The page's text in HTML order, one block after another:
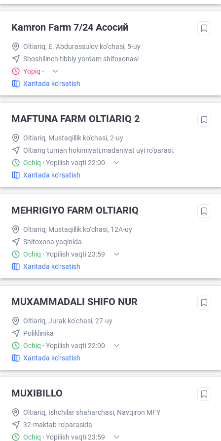
Kamron Farm 7/24 Асосий
Oltiariq, E. Abdurassulov ko‘chasi, 5-uy
Shoshilinch tibbiy yordam shifoxonasi
Yopiq ·
Xaritada ko'rsatish
MAFTUNA FARM OLTIARIQ 2
Oltiariq, Mustaqillik ko'chasi, 2-uy
Oltiariq tuman hokimiyati,madaniyat uyi ro'parasi.
Ochiq · Yopilish vaqti 22:00
Xaritada ko'rsatish
MEHRIGIYO FARM OLTIARIQ
Oltiariq, Mustaqillik ko‘chasi, 12A-uy
Shifoxona yaqinida
Ochiq · Yopilish vaqti 23:59
Xaritada ko'rsatish
MUXAMMADALI SHIFO NUR
Oltiariq, Jurak ko‘chasi, 27-uy
Poliklinika
Ochiq · Yopilish vaqti 22:00
Xaritada ko'rsatish
MUXIBILLO
Oltiariq, Ishchilar shaharchasi, Navqiron MFY
32-maktab ro'parasida
Ochiq · Yopilish vaqti 23:59